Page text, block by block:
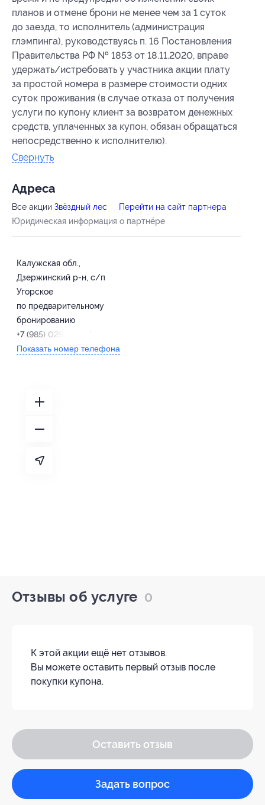
планов и отмене брони не менее чем за 1 суток
до заезда, то исполнитель (администрация
глэмпинга), руководствуясь п. 16 Постановления
Правительства РФ № 1853 от 18.11.2020, вправе
удержать/истребовать у участника акции плату
за простой номера в размере стоимости одних
суток проживания (в случае отказа от получения
услуги по купону клиент за возвратом денежных
средств, уплаченных за купон, обязан обращаться
непосредственно к исполнителю).
Свернуть
Адресa
Все акции Звёздный лес
Перейти на сайт партнера
Юридическая информация о партнёре
Калужская обл.,
Дзержинский р-н, с/п
Угорское
по предварительному
бронированию
+7 (985) 029-02-27
Показать номер телефона
Отзывы об услуге 0
К этой акции ещё нет отзывов.
Вы можете оставить первый отзыв после
покупки купона.
Оставить отзыв
Задать вопрос